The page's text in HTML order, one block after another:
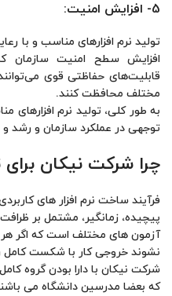
5- افزایش امنیت:
تولید نرم افزارهای مناسب و با
افزایش سطح امنیت سازمان
قابلیت‌های حفاظتی قوی
مختلف محافظت کنند.
به طور کلی، تولید نرم افزارهای
توجهی در عملکرد سازمان و رشد
چرا شرکت نیکان برای
فرآیند ساخت نرم افزار های
پیچیده، زمانگیر، مشتمل بر
آزمون های مختلف است که اگر هر
نشوند خروجی کار با شکست
شرکت نیکان با دارا بودن گروه
که بعضا مدرسین دانشگاه می